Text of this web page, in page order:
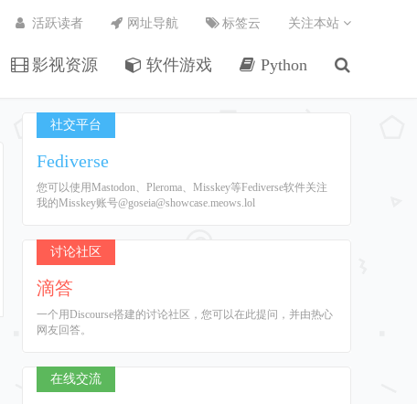
影视资源 软件游戏 Python
活跃读者 网址导航 标签云 关注本站
社交平台
Fediverse
您可以使用Mastodon、Pleroma、Misskey等Fediverse软件关注
我的Misskey账号@goseia@showcase.meows.lol
讨论社区
滴答
一个用Discourse搭建的讨论社区，您可以在此提问，并由热心
网友回答。
在线交流